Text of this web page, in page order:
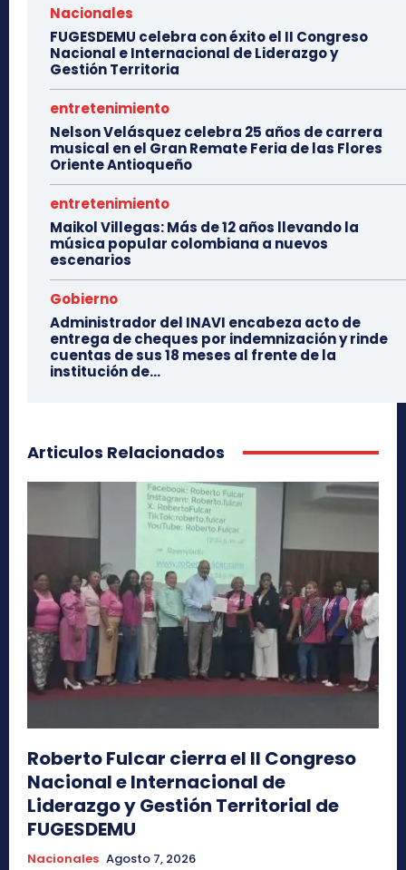
Nacionales
FUGESDEMU celebra con éxito el II Congreso
Nacional e Internacional de Liderazgo y
Gestión Territoria
entretenimiento
Nelson Velásquez celebra 25 años de carrera
musical en el Gran Remate Feria de las Flores
Oriente Antioqueño
entretenimiento
Maikol Villegas: Más de 12 años llevando la
música popular colombiana a nuevos
escenarios
Gobierno
Administrador del INAVI encabeza acto de
entrega de cheques por indemnización y rinde
cuentas de sus 18 meses al frente de la
institución de...
Articulos Relacionados
Roberto Fulcar cierra el II Congreso
Nacional e Internacional de
Liderazgo y Gestión Territorial de
FUGESDEMU
Nacionales Agosto 7, 2026